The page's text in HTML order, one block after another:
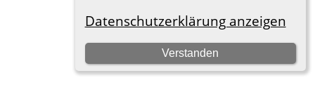
Datenschutzerklärung anzeigen
Verstanden